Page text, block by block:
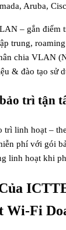
Aruba,
– gắn điểm
trung,
chia VLAN
& đào tạo sử
trì tận
trì linh hoạt –
phí với gói
linh hoạt khi
Wi-Fi